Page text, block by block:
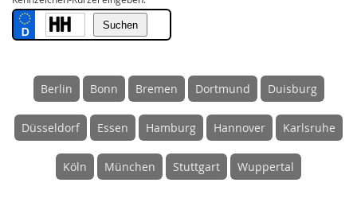
Berlin Bonn Bremen Dortmund Duisburg
Düsseldorf Essen Hamburg Hannover Karlsruhe
Köln München Stuttgart Wuppertal